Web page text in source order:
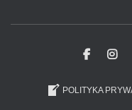
POLITYKA